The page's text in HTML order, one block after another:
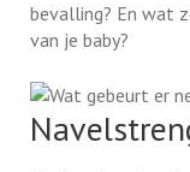
bevalling? En wat
van je baby?